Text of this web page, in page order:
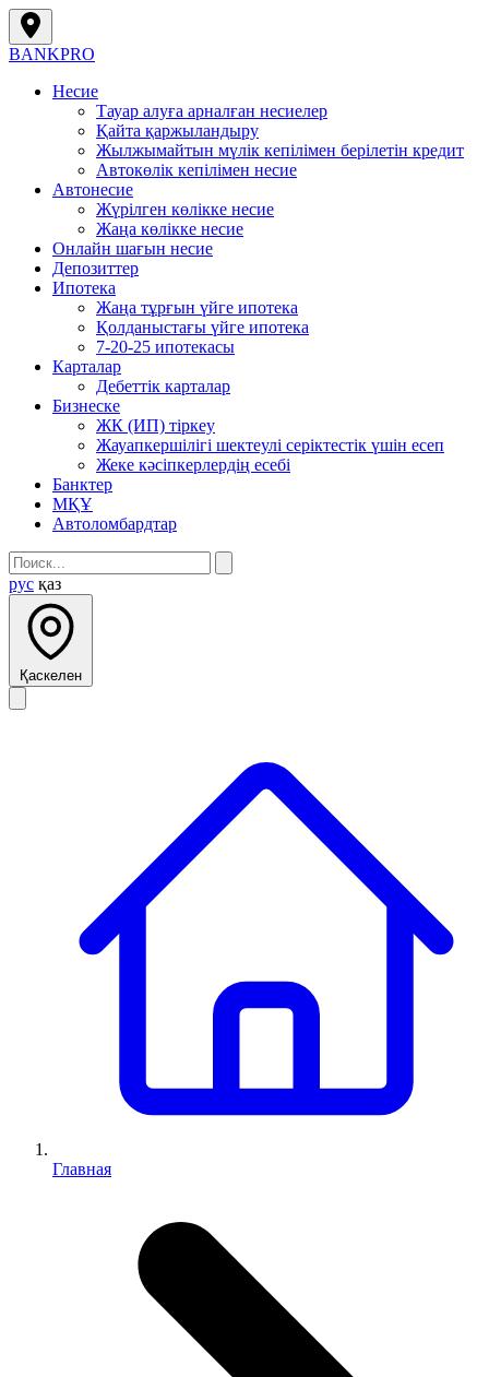
BANKPRO
Несие
Тауар алуға арналған несиелер
Қайта қаржыландыру
Жылжымайтын мүлік кепілімен берілетін кредит
Автокөлік кепілімен несие
Автонесие
Жүрілген көлікке несие
Жаңа көлікке несие
Онлайн шағын несие
Депозиттер
Ипотека
Жаңа тұрғын үйге ипотека
Қолданыстағы үйге ипотека
7-20-25 ипотекасы
Карталар
Дебеттік карталар
Бизнеске
ЖК (ИП) тіркеу
Жауапкершілігі шектеулі серіктестік үшін есеп
Жеке кәсіпкерлердің есебі
Банктер
МҚҰ
Автоломбардтар
рус қаз
Қаскелен
Главная